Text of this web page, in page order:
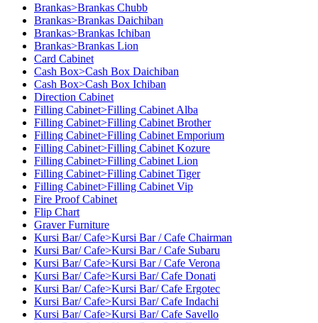
Brankas>Brankas Chubb
Brankas>Brankas Daichiban
Brankas>Brankas Ichiban
Brankas>Brankas Lion
Card Cabinet
Cash Box>Cash Box Daichiban
Cash Box>Cash Box Ichiban
Direction Cabinet
Filling Cabinet>Filling Cabinet Alba
Filling Cabinet>Filling Cabinet Brother
Filling Cabinet>Filling Cabinet Emporium
Filling Cabinet>Filling Cabinet Kozure
Filling Cabinet>Filling Cabinet Lion
Filling Cabinet>Filling Cabinet Tiger
Filling Cabinet>Filling Cabinet Vip
Fire Proof Cabinet
Flip Chart
Graver Furniture
Kursi Bar/ Cafe>Kursi Bar / Cafe Chairman
Kursi Bar/ Cafe>Kursi Bar / Cafe Subaru
Kursi Bar/ Cafe>Kursi Bar / Cafe Verona
Kursi Bar/ Cafe>Kursi Bar/ Cafe Donati
Kursi Bar/ Cafe>Kursi Bar/ Cafe Ergotec
Kursi Bar/ Cafe>Kursi Bar/ Cafe Indachi
Kursi Bar/ Cafe>Kursi Bar/ Cafe Savello